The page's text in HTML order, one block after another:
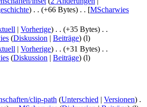
) . . (+66 Bytes) . . [MScharwies
| Vorherige) . . (+35 Bytes) . .
(Diskussion | Beiträge) (l)
| Vorherige) . . (+31 Bytes) . .
(Diskussion | Beiträge) (l)
clip-path ‎ (Unterschied | Versionen) .